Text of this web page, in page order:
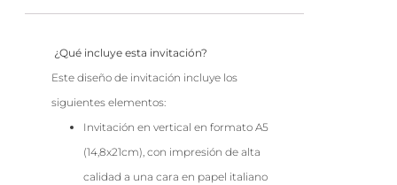
¿Qué incluye esta invitación?
Este diseño de invitación incluye los
siguientes elementos:
Invitación en vertical en formato A5
(14,8x21cm), con impresión de alta
calidad a una cara en papel italiano